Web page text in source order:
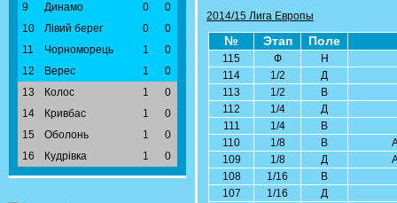
9
Динамо 0
0
10
Лівий берег 0
0
11
Чорноморець 1
0
12
Верес 1
0
13
Колос 1
0
14
Кривбас 1
0
15
Оболонь 1
0
16
Кудрівка 1 0
2014/15 Лига Европы
№ Этап Поле
115 Ф
Н
114
1/2
Д
113
1/2
В
112
1/4
Д
111
1/4
В
110
1/8 В
109
1/8 Д
108
1/16
В
107
1/16
Д